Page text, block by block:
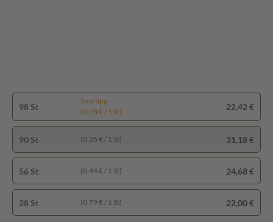
98 St
Spartipp
(0,23 € / 1 St)
22,42 €
90 St (0,35 € / 1 St) 31,18 €
56 St (0,44 € / 1 St) 24,68 €
28 St (0,79 € / 1 St) 22,00 €